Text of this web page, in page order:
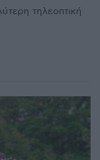
τηλεοπτική